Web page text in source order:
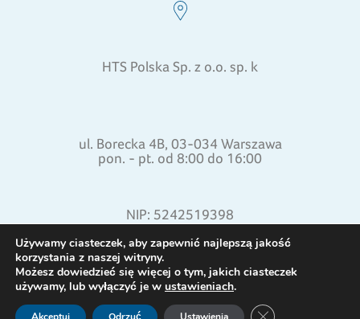
HTS Polska Sp. z o.o. sp. k
ul. Borecka 4B, 03-034 Warszawa
pon. - pt. od 8:00 do 16:00
NIP: 5242519398
REGON: 015871772
Używamy ciasteczek, aby zapewnić najlepszą jakość
korzystania z naszej witryny.
Możesz dowiedzieć się więcej o tym, jakich ciasteczek
używamy, lub wyłączyć je w ustawieniach.
Zamknij panel